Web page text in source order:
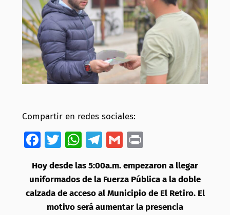
Compartir en redes sociales:
Facebook
Twitter
WhatsApp
Telegram
GmailPrint
Hoy desde las 5:00a.m. empezaron a llegar
uniformados de la Fuerza Pública a la doble
calzada de acceso al Municipio de El Retiro. El
motivo será aumentar la presencia